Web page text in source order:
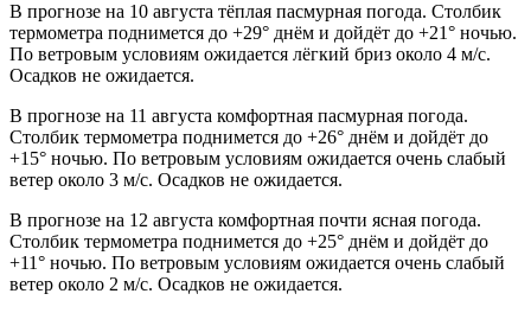
В прогнозе на 10 августа тёплая пасмурная погода. Столбик
термометра поднимется до +29° днём и дойдёт до +21° ночью.
По ветровым условиям ожидается лёгкий бриз около 4 м/с.
Осадков не ожидается.
В прогнозе на 11 августа комфортная пасмурная погода.
Столбик термометра поднимется до +26° днём и дойдёт до
+15° ночью. По ветровым условиям ожидается очень слабый
ветер около 3 м/с. Осадков не ожидается.
В прогнозе на 12 августа комфортная почти ясная погода.
Столбик термометра поднимется до +25° днём и дойдёт до
+11° ночью. По ветровым условиям ожидается очень слабый
ветер около 2 м/с. Осадков не ожидается.